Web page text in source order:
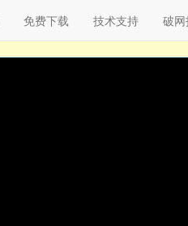
免费下载 技术支持 破